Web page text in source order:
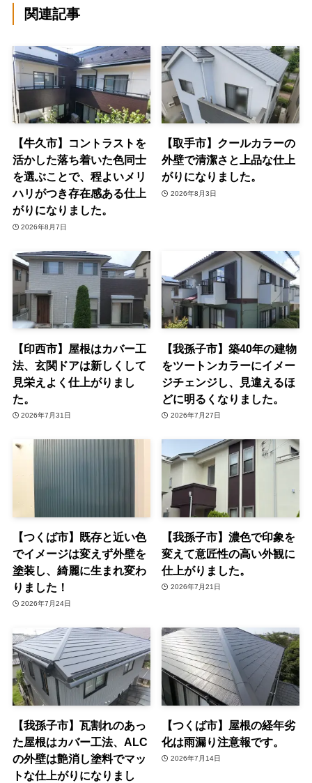
関連記事
【牛久市】コントラストを
活かした落ち着いた色同士
を選ぶことで、程よいメリ
ハリがつき存在感ある仕上
がりになりました。
2026年8月7日
【取手市】クールカラーの
外壁で清潔さと上品な仕上
がりになりました。
2026年8月3日
【印西市】屋根はカバー工
法、玄関ドアは新しくして
見栄えよく仕上がりまし
た。
2026年7月31日
【我孫子市】築40年の建物
をツートンカラーにイメー
ジチェンジし、見違えるほ
どに明るくなりました。
2026年7月27日
【つくば市】既存と近い色
でイメージは変えず外壁を
塗装し、綺麗に生まれ変わ
りました！
2026年7月24日
【我孫子市】濃色で印象を
変えて意匠性の高い外観に
仕上がりました。
2026年7月21日
【我孫子市】瓦割れのあっ
た屋根はカバー工法、ALC
の外壁は艶消し塗料でマッ
トな仕上がりになりまし
【つくば市】屋根の経年劣
化は雨漏り注意報です。
2026年7月14日